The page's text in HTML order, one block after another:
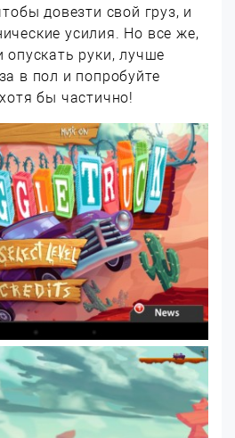
довезти свой груз, и
усилия. Но все же,
опускать руки, лучше
в пол и попробуйте
бы частично!